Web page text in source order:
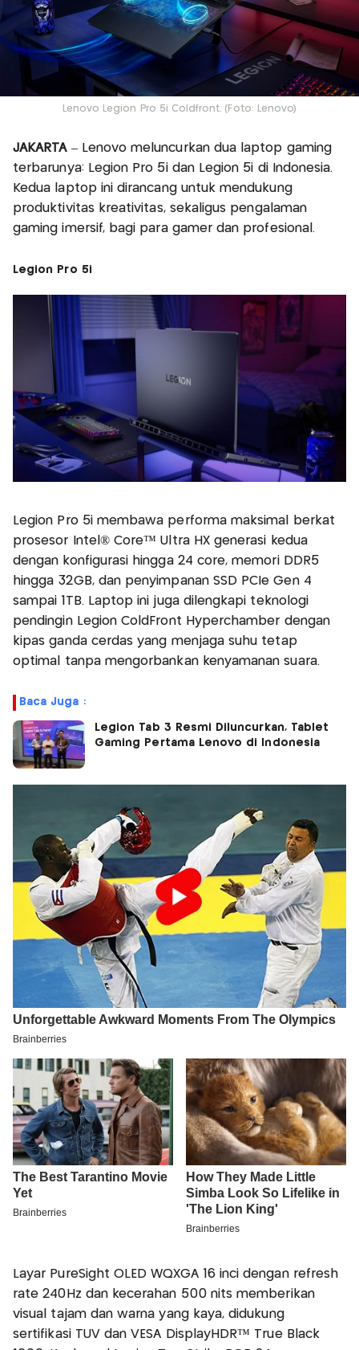
Lenovo Legion Pro 5i Coldfront. (Foto: Lenovo)
JAKARTA– Lenovo meluncurkan dua laptop gaming
terbarunya: Legion Pro 5i dan Legion 5i di Indonesia.
Kedua laptop ini dirancang untuk mendukung
produktivitas kreativitas, sekaligus pengalaman
gaming imersif, bagi para gamer dan profesional.
Legion Pro 5i
Legion Pro 5i membawa performa maksimal berkat
prosesor Intel® Core™ Ultra HX generasi kedua
dengan konfigurasi hingga 24 core, memori DDR5
hingga 32GB, dan penyimpanan SSD PCIe Gen 4
sampai 1TB. Laptop ini juga dilengkapi teknologi
pendingin Legion ColdFront Hyperchamber dengan
kipas ganda cerdas yang menjaga suhu tetap
optimal tanpa mengorbankan kenyamanan suara.
Baca Juga :
Legion Tab 3 Resmi Diluncurkan, Tablet
Gaming Pertama Lenovo di Indonesia
Layar PureSight OLED WQXGA 16 inci dengan refresh
rate 240Hz dan kecerahan 500 nits memberikan
visual tajam dan warna yang kaya, didukung
sertifikasi TÜV dan VESA DisplayHDR™ True Black